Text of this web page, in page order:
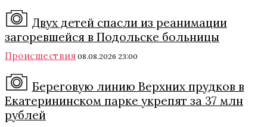
Двух детей спасли из реанимации
загоревшейся в Подольске больницы
Происшествия 08.08.2026 23:00
Береговую линию Верхних прудков в
Екатерининском парке укрепят за 37 млн
рублей